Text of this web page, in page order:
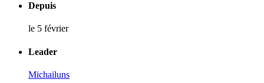
Depuis
le 5 février
Leader
Michailuns